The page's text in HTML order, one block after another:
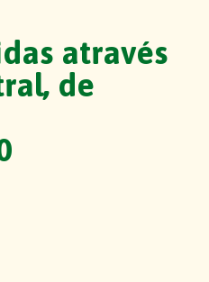
através
de